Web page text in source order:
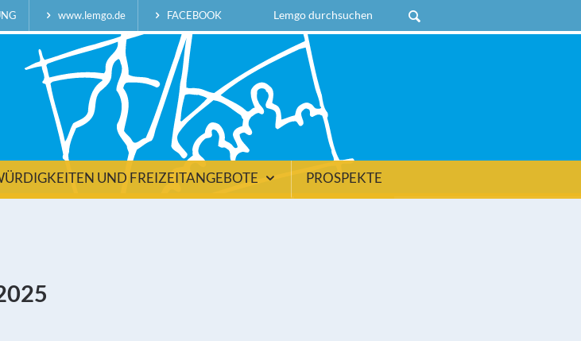
www.lemgo.de FACEBOOK
UND FREIZEITANGEBOTE PROSPEKTE